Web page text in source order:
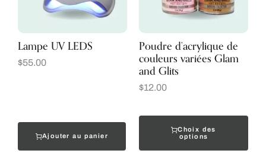
Lampe UV LEDS
$55.00
Ajouter au panier
Poudre d’acrylique de
couleurs variées Glam
and Glits
$12.00
Choix des
options